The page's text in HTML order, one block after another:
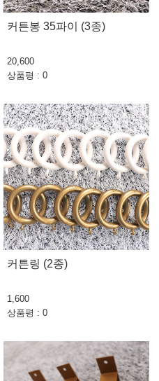
커튼봉 35파이 (3종)
20,600
상품평 : 0
커튼링 (2종)
1,600
상품평 : 0